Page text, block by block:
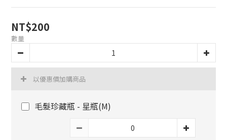
NT$200
數量
以優惠價加購商品
毛髮珍藏瓶 - 星瓶(M)